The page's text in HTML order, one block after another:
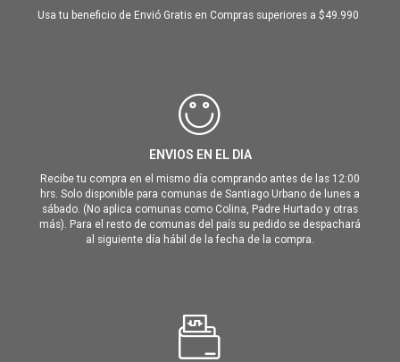
Usa tu beneficio de Envió Gratis en Compras superiores a $49.990
ENVIOS EN EL DIA
Recibe tu compra en el mismo día comprando antes de las 12:00
hrs. Solo disponible para comunas de Santiago Urbano de lunes a
sábado. (No aplica comunas como Colina, Padre Hurtado y otras
más). Para el resto de comunas del país su pedido se despachará
al siguiente día hábil de la fecha de la compra.